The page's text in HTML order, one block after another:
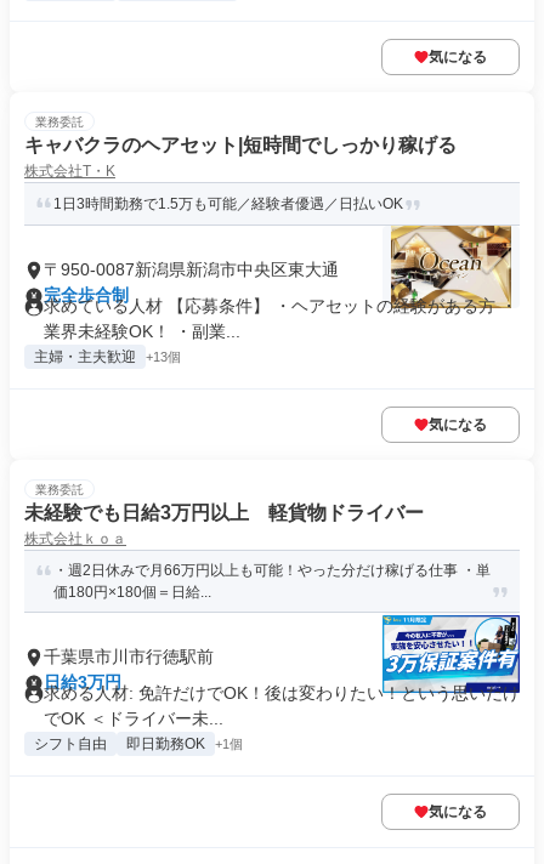
気になる
業務委託
キャバクラのヘアセット|短時間でしっかり稼げる
株式会社T・K
1日3時間勤務で1.5万も可能／経験者優遇／日払いOK
〒950-0087新潟県新潟市中央区東大通
完全歩合制
求めている人材 【応募条件】 ・ヘアセットの経験がある方 ・
業界未経験OK！ ・副業...
主婦・主夫歓迎 +13個
気になる
業務委託
未経験でも日給3万円以上 軽貨物ドライバー
株式会社ｋｏａ
・週2日休みで月66万円以上も可能！やった分だけ稼げる仕事 ・単
価180円×180個＝日給...
千葉県市川市行徳駅前
日給3万円
求める人材: 免許だけでOK！後は変わりたい！という思いだけ
でOK ＜ドライバー未...
シフト自由 即日勤務OK +1個
気になる